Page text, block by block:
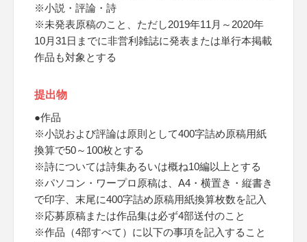
※小説・評論・詩
※未発表原稿のこと、ただし2019年11月～2020年
10月31日までに非営利雑誌に発表または単行本掲載
作品も対象とする
提出物
●作品
※小説および評論は原則として400字詰め原稿用紙
換算で50～100枚とする
※詩については詩集あるいは概ね10編以上とする
※パソコン・ワープロ原稿は、A4・横置き・縦書き
で印字、末尾に400字詰め原稿用紙換算枚数を記入
※応募原稿または作品集は必ず4部送付のこと
※作品（4部すべて）に以下の事項を記入すること